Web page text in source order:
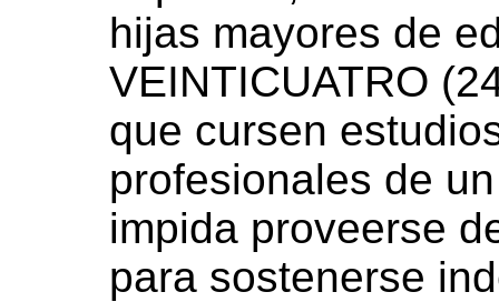
hijas mayores de
VEINTICUATRO
que cursen
profesionales de
impida proveerse
para sostenerse